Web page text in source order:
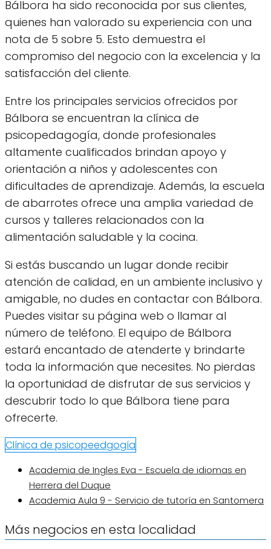
Bálbora ha sido reconocida por sus clientes,
quienes han valorado su experiencia con una
nota de 5 sobre 5. Esto demuestra el
compromiso del negocio con la excelencia y la
satisfacción del cliente.
Entre los principales servicios ofrecidos por
Bálbora se encuentran la clínica de
psicopedagogía, donde profesionales
altamente cualificados brindan apoyo y
orientación a niños y adolescentes con
dificultades de aprendizaje. Además, la escuela
de abarrotes ofrece una amplia variedad de
cursos y talleres relacionados con la
alimentación saludable y la cocina.
Si estás buscando un lugar donde recibir
atención de calidad, en un ambiente inclusivo y
amigable, no dudes en contactar con Bálbora.
Puedes visitar su página web o llamar al
número de teléfono. El equipo de Bálbora
estará encantado de atenderte y brindarte
toda la información que necesites. No pierdas
la oportunidad de disfrutar de sus servicios y
descubrir todo lo que Bálbora tiene para
ofrecerte.
Clínica de psicopeedgogía
Academia de Ingles Eva - Escuela de idiomas en
Herrera del Duque
Academia Aula 9 - Servicio de tutoría en Santomera
Más negocios en esta localidad